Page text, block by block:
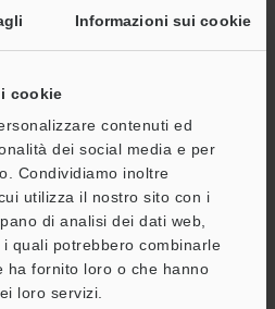
Informazioni sui cookie
cookie
contenuti ed
dei social media e per
Condividiamo inoltre
utilizza il nostro sito con i
di analisi dei dati web,
quali potrebbero combinarle
ha fornito loro o che hanno
loro servizi.
inserisca qui sotto il suo
completare la registrazione.